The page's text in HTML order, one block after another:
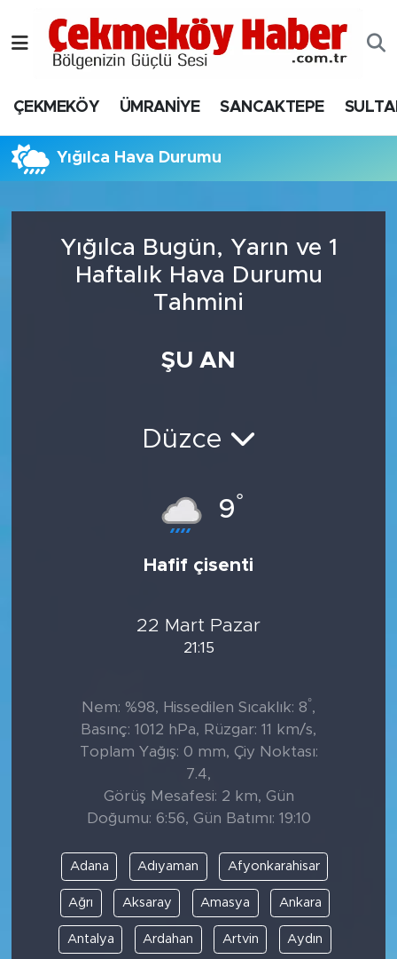
ÇEKMEKÖY ÜMRANİYE SANCAKTEPE
Yığılca Hava Durumu
Yığılca Bugün, Yarın ve 1
Haftalık Hava Durumu
Tahmini
ŞU AN
Düzce
9°
Hafif çisenti
22 Mart Pazar
21:15
Nem: %98, Hissedilen Sıcaklık: 8°,
Basınç: 1012 hPa, Rüzgar: 11 km/s,
Toplam Yağış: 0 mm, Çiy Noktası:
7.4,
Görüş Mesafesi: 2 km, Gün
Doğumu: 6:56, Gün Batımı: 19:10
Adana Adıyaman Afyonkarahisar
Ağrı Aksaray Amasya Ankara
Antalya Ardahan Artvin Aydın
Nöbetçi Eczaneler
Hava Durumu
Namaz Vakitleri
Süper Lig Puan Durumu ve Fikstür
Tüm Manşetler